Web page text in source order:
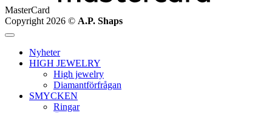
MasterCard
Copyright 2026 © A.P. Shaps
Nyheter
HIGH JEWELRY
High jewelry
Diamantförfrågan
SMYCKEN
Ringar